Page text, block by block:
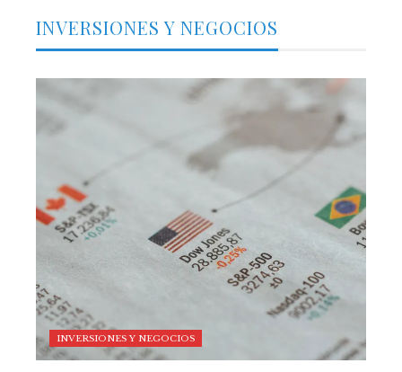
INVERSIONES Y NEGOCIOS
INVERSIONES Y NEGOCIOS